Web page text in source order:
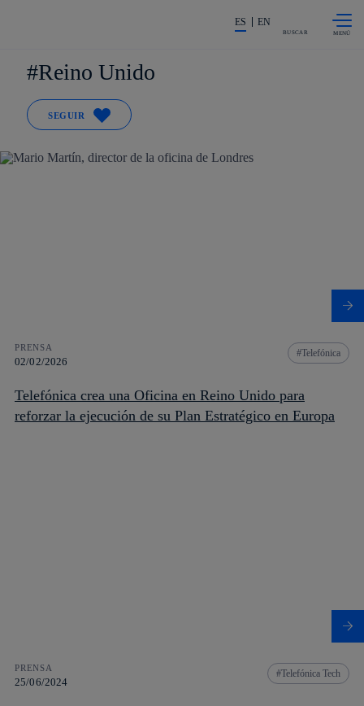
La acción en accionistas e
ES EN
BUSCAR
Reino Unido
SEGUIR
PRENSA
02/02/2026
Telefónica
Telefónica crea una Oficina en Reino Unido para
reforzar la ejecución de su Plan Estratégico en Europa
PRENSA
25/06/2024
Telefónica Tech